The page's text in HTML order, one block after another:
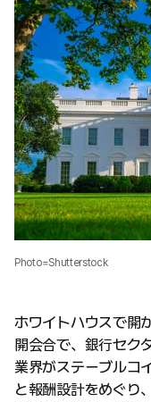
Photo=Shutterstock
ホワイトハウスで開
開会合で、銀行セク
業界がステーブルコ
と報酬設計をめぐり、